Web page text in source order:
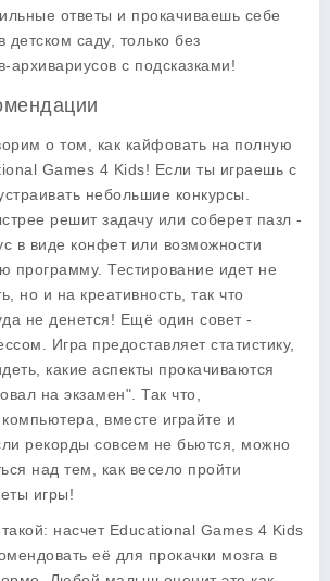
ответы и прокачиваешь себе
детском саду, только без
архивариусов с подсказками!
о том, как кайфовать на полную
Games 4 Kids! Если ты играешь с
небольшие конкурсы.
решит задачу или соберет пазл -
в виде конфет или возможности
программу. Тестирование идет не
но и на креативность, так что
не денется! Ещё один совет -
Игра предоставляет статистику,
какие аспекты прокачиваются
на экзамен". Так что,
вместе играйте и
рекорды совсем не бьются, можно
над тем, как весело пройти
игры!
насчет Educational Games 4 Kids
её для прокачки мозга в